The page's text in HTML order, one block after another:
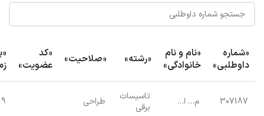
«شماره
داوطلبی»
«نام و نام
خانوادگی»
«رشته» «صلاحیت»
«کد
عضویت»
307187 م… ا…
تاسیسات
برقی
طراحی